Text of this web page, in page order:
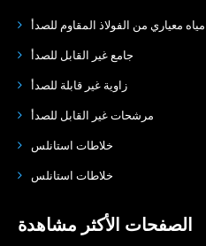
معياري من الفولاذ المقاوم للصدأ
جامع غير القابل للصدأ
زاوية غير قابلة للصدأ
مرشحات غير القابل للصدأ
خلاطات استانلس
خلاطات استانلس
الصفحات الأكثر مشاهدة